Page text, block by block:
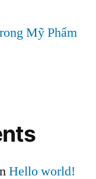
Mỹ Phẩm
Hello world!